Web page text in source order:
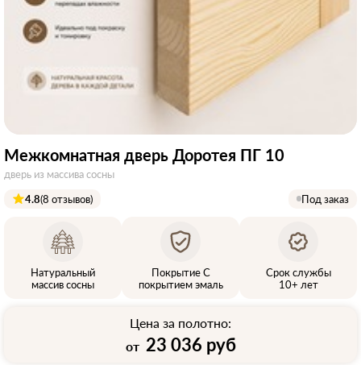
Межкомнатная дверь Доротея ПГ 10
дверь из массива сосны
4.8(8 отзывов) Под заказ
Натуральный
массив сосны
Покрытие С
покрытием эмаль
Срок службы
10+ лет
Цена за полотно:
от 23 036 руб